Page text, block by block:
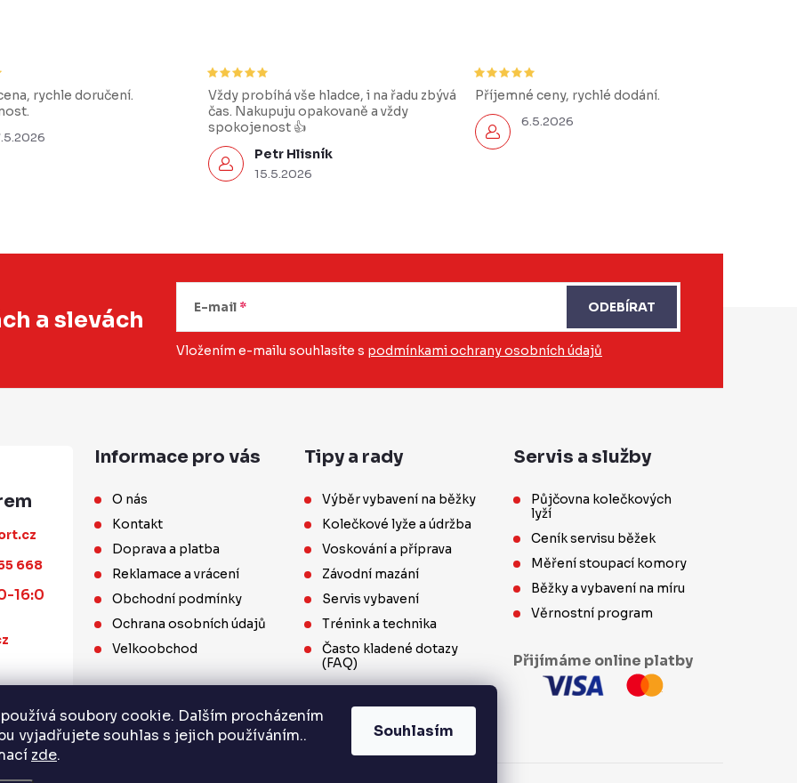
soubory cookie. Dalším procházením
vyjadřujete souhlas s jejich používáním..
zde.
Souhlasím
rychle doručení.
Petr Hlisník
15.5.2026
Vždy probíhá vše hladce, i na řadu zbývá
čas. Nakupuju opakovaně a vždy
spokojenost 👍
6.5.2026
Příjemné ceny, rychlé dodání.
a slevách E-mail
Vložením e-mailu souhlasíte s podmínkami ochrany osobních údajů
ODEBÍRAT
668
16:0
Informace pro vás
O nás
Kontakt
Doprava a platba
Reklamace a vrácení
Obchodní podmínky
Ochrana osobních údajů
Velkoobchod
Tipy a rady
Výběr vybavení na běžky
Kolečkové lyže a údržba
Voskování a příprava
Závodní mazání
Servis vybavení
Trénink a technika
Často kladené dotazy
(FAQ)
Servis a služby
Půjčovna kolečkových
lyží
Ceník servisu běžek
Měření stoupací komory
Běžky a vybavení na míru
Věrnostní program
Přijímáme online platby